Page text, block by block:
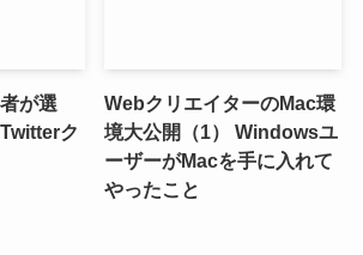
が選
ク
WebクリエイターのMac環
境大公開（1） Windowsユ
ーザーがMacを手に入れて
やったこと